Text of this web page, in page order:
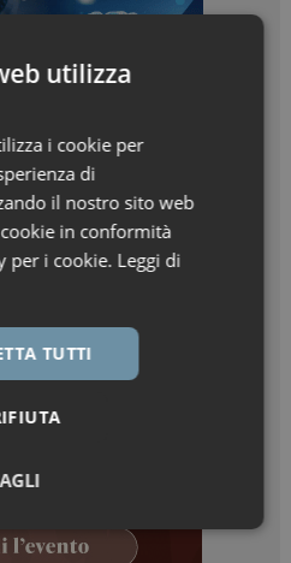
utilizza
i cookie per
di
il nostro sito web
in conformità
per i cookie. Leggi di
TUTTI
Marketing